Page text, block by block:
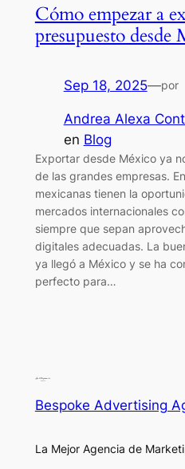
Cómo empezar a
presupuesto desde
Sep 18, 2025—por
Andrea Alexa
en Blog
Exportar desde México ya
de las grandes empresas.
mexicanas tienen la
mercados internacionales
siempre que sepan
digitales adecuadas. La
ya llegó a México y se ha
perfecto para…
Bespoke Advertising
La Mejor Agencia de